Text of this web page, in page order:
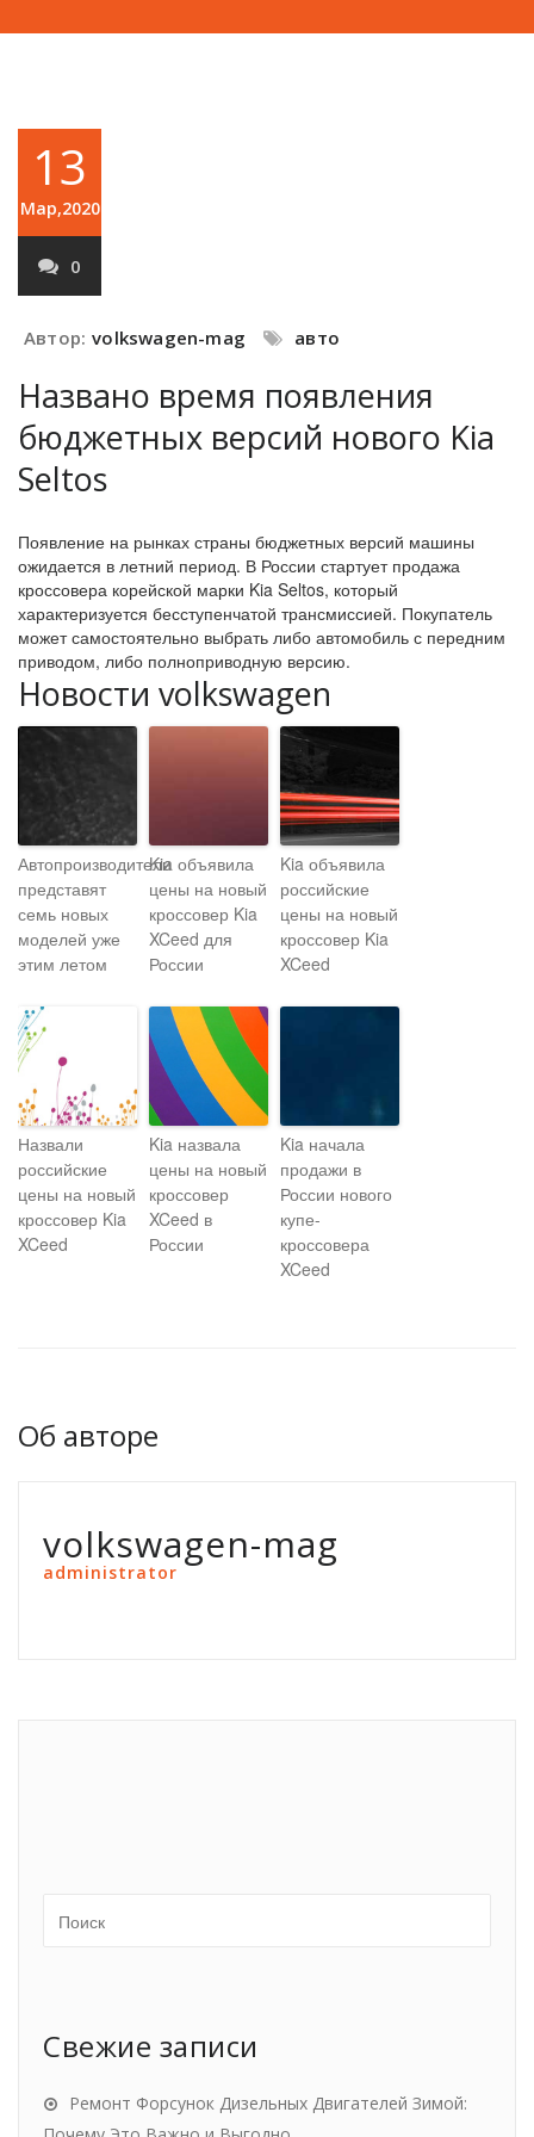
13
Мар,2020
0
Автор: volkswagen-mag авто
Названо время появления
бюджетных версий нового Kia
Seltos
Появление на рынках страны бюджетных версий машины
ожидается в летний период. В России стартует продажа
кроссовера корейской марки Kia Seltos, который
характеризуется бесступенчатой трансмиссией. Покупатель
может самостоятельно выбрать либо автомобиль с передним
приводом, либо полноприводную версию.
Новости volkswagen
Автопроизводители
представят
семь новых
моделей уже
этим летом
Kia объявила
цены на новый
кроссовер Kia
XCeed для
России
Kia объявила
российские
цены на новый
кроссовер Kia
XCeed
Назвали
российские
цены на новый
кроссовер Kia
XCeed
Kia назвала
цены на новый
кроссовер
XCeed в
России
Kia начала
продажи в
России нового
купе-
кроссовера
XCeed
Об авторе
volkswagen-mag
administrator
Свежие записи
Ремонт Форсунок Дизельных Двигателей Зимой: